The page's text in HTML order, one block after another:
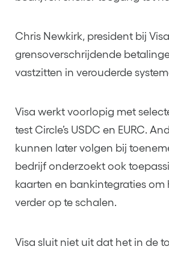
Chris Newkirk, president bij
grensoverschrijdende
vastzitten in verouderde
Visa werkt voorlopig met
test Circle’s USDC en EURC.
kunnen later volgen bij
bedrijf onderzoekt ook
kaarten en bankintegraties om
verder op te schalen.
Visa sluit niet uit dat het in de